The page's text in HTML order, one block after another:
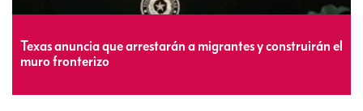
Texas anuncia que arrestarán a migrantes y construirán el
muro fronterizo